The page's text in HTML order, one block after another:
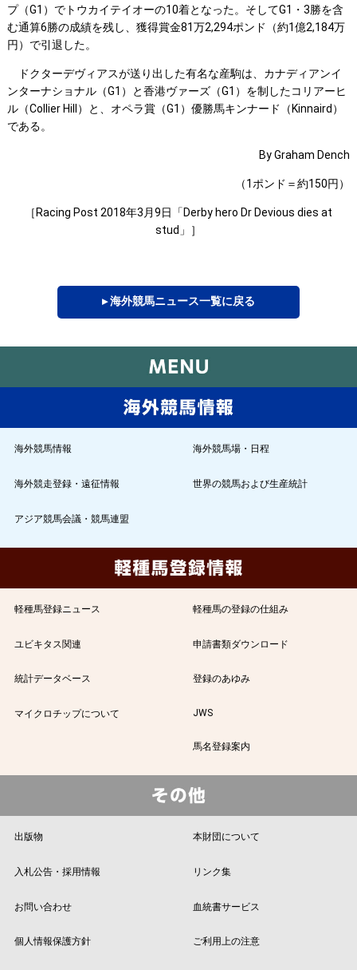
プ（G1）でトウカイテイオーの10着となった。そしてG1・3勝を含
む通算6勝の成績を残し、獲得賞金81万2,294ポンド（約1億2,184万
円）で引退した。
ドクターデヴィアスが送り出した有名な産駒は、カナディアンイ
ンターナショナル（G1）と香港ヴァーズ（G1）を制したコリアーヒ
ル（Collier Hill）と、オペラ賞（G1）優勝馬キンナード（Kinnaird）
である。
By Graham Dench
（1ポンド＝約150円）
［Racing Post 2018年3月9日「Derby hero Dr Devious dies at
stud」］
▸ 海外競馬ニュース一覧に戻る
海外競馬情報 海外競馬場・日程
海外競走登録・遠征情報 世界の競馬および生産統計
アジア競馬会議・競馬連盟
軽種馬登録ニュース 軽種馬の登録の仕組み
ユビキタス関連 申請書類ダウンロード
統計データベース 登録のあゆみ
マイクロチップについて JWS
馬名登録案内
出版物 本財団について
入札公告・採用情報 リンク集
お問い合わせ 血統書サービス
個人情報保護方針 ご利用上の注意